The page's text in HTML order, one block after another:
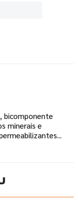
bicomponente
minerais e